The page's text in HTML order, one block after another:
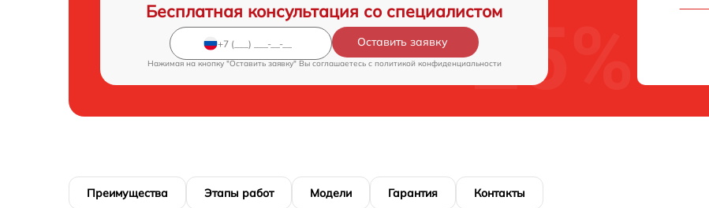
Бесплатная консультация со специалистом
Оставить заявку
Нажимая на кнопку "Оставить заявку" Вы соглашаетесь c политикой конфиденциальности
Преимущества Этапы работ Модели Гарантия Контакты